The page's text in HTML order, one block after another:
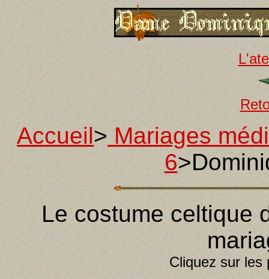
Accueil> Mariages
6
Le costume celtique
Cliquez sur les